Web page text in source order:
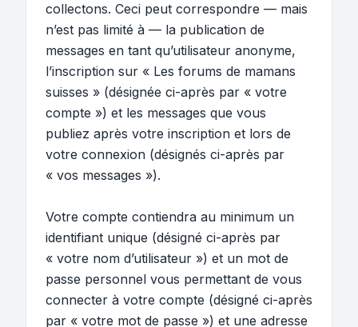
collectons. Ceci peut correspondre — mais
n’est pas limité à — la publication de
messages en tant qu’utilisateur anonyme,
l’inscription sur « Les forums de mamans
suisses » (désignée ci-après par « votre
compte ») et les messages que vous
publiez après votre inscription et lors de
votre connexion (désignés ci-après par
« vos messages »).
Votre compte contiendra au minimum un
identifiant unique (désigné ci-après par
« votre nom d’utilisateur ») et un mot de
passe personnel vous permettant de vous
connecter à votre compte (désigné ci-après
par « votre mot de passe ») et une adresse